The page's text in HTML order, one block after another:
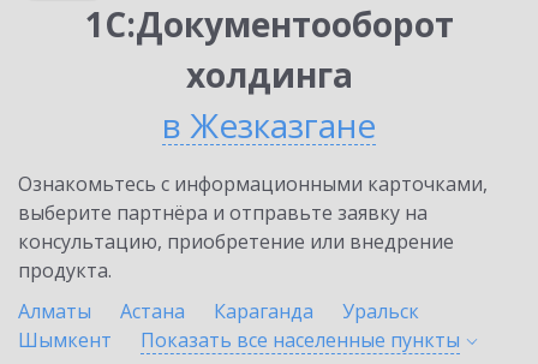
1С:Документооборот
холдинга
в Жезказгане
Ознакомьтесь с информационными карточками,
выберите партнёра и отправьте заявку на
консультацию, приобретение или внедрение
продукта.
Алматы
Астана Караганда
Уральск
Шымкент
Показать все населенные пункты